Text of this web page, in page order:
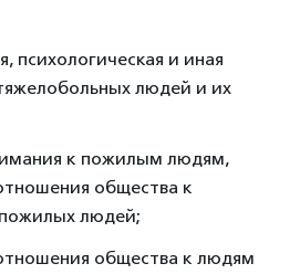
психологическая и иная
людей и их
к пожилым людям,
общества к
людей;
общества к людям